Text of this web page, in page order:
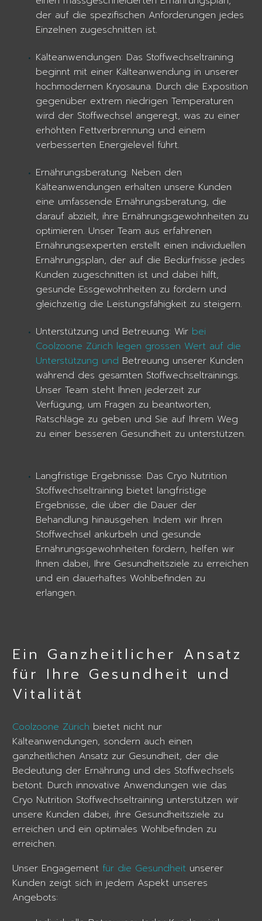
der auf die spezifischen Anforderungen jedes
Einzelnen zugeschnitten ist.
Kälteanwendungen: Das Stoffwechseltraining
beginnt mit einer Kälteanwendung in unserer
hochmodernen Kryosauna. Durch die Exposition
gegenüber extrem niedrigen Temperaturen
wird der Stoffwechsel angeregt, was zu einer
erhöhten Fettverbrennung und einem
verbesserten Energielevel führt.
Ernährungsberatung: Neben den
Kälteanwendungen erhalten unsere Kunden
eine umfassende Ernährungsberatung, die
darauf abzielt, ihre Ernährungsgewohnheiten zu
optimieren. Unser Team aus erfahrenen
Ernährungsexperten erstellt einen individuellen
Ernährungsplan, der auf die Bedürfnisse jedes
Kunden zugeschnitten ist und dabei hilft,
gesunde Essgewohnheiten zu fördern und
gleichzeitig die Leistungsfähigkeit zu steigern.
Unterstützung und Betreuung: Wir bei
Coolzoone Zürich legen grossen Wert auf die
Unterstützung und Betreuung unserer Kunden
während des gesamten Stoffwechseltrainings.
Unser Team steht Ihnen jederzeit zur
Verfügung, um Fragen zu beantworten,
Ratschläge zu geben und Sie auf Ihrem Weg
zu einer besseren Gesundheit zu unterstützen.
Langfristige Ergebnisse: Das Cryo Nutrition
Stoffwechseltraining bietet langfristige
Ergebnisse, die über die Dauer der
Behandlung hinausgehen. Indem wir Ihren
Stoffwechsel ankurbeln und gesunde
Ernährungsgewohnheiten fördern, helfen wir
Ihnen dabei, Ihre Gesundheitsziele zu erreichen
und ein dauerhaftes Wohlbefinden zu
erlangen.
Ein Ganzheitlicher Ansatz
für Ihre Gesundheit und
Vitalität
Coolzoone Zürich bietet nicht nur
Kälteanwendungen, sondern auch einen
ganzheitlichen Ansatz zur Gesundheit, der die
Bedeutung der Ernährung und des Stoffwechsels
betont. Durch innovative Anwendungen wie das
Cryo Nutrition Stoffwechseltraining unterstützen wir
unsere Kunden dabei, ihre Gesundheitsziele zu
erreichen und ein optimales Wohlbefinden zu
erreichen.
Unser Engagement für die Gesundheit unserer
Kunden zeigt sich in jedem Aspekt unseres
Angebots: